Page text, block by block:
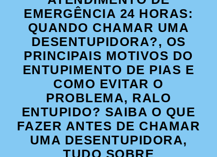
EMERGÊNCIA 24 HORAS:
QUANDO CHAMAR UMA
DESENTUPIDORA?, OS
PRINCIPAIS MOTIVOS DO
ENTUPIMENTO DE PIAS E
COMO EVITAR O
PROBLEMA, RALO
ENTUPIDO? SAIBA O QUE
FAZER ANTES DE CHAMAR
UMA DESENTUPIDORA,
TUDO SOBRE